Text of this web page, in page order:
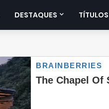
DESTAQUES TÍTULOS